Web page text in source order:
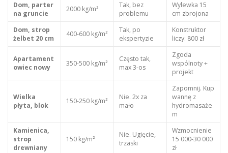
Dom, parter
na gruncie
2000 kg/m²
Tak, bez
problemu
Wylewka 15
cm zbrojona
Dom, strop
żelbet 20 cm
400-600 kg/m²
Tak, po
ekspertyzie
Konstruktor
liczy: 800 zł
Apartament
owiec nowy
350-500 kg/m²
Często tak,
max 3-os
Zgoda
wspólnoty +
projekt
Wielka
płyta, blok
150-250 kg/m²
Nie. 2x za
mało
Zapomnij. Kup
wannę z
hydromasaże
m
Kamienica,
strop
drewniany
150 kg/m²
Nie. Ugięcie,
trzaski
Wzmocnienie
15 000-30 000
zł